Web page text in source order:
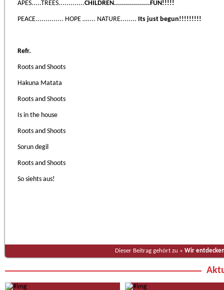
APES.....TREES.............CHILDREN..................FUN!!!!!
PEACE.............. HOPE ….... NATURE........ Its just begun!!!!!!!!!
Refr.
Roots and Shoots
Hakuna Matata
Roots and Shoots
Is in the house
Roots and Shoots
Sorun degil
Roots and Shoots
So siehts aus!
Dieser Beitrag gehört zu » Wir